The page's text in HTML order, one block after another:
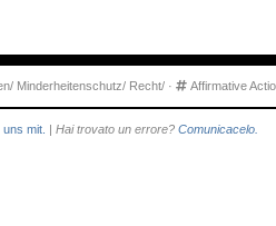
Minderheitenschutz/ Recht/ · Affirmative
mit. | Hai trovato un errore? Comunicacelo.